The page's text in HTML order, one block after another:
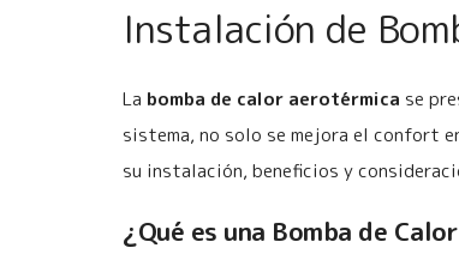
Instalación de
La bomba de calor aerotérmica se
sistema, no solo se mejora el confort
su instalación, beneficios y
¿Qué es una Bomba de